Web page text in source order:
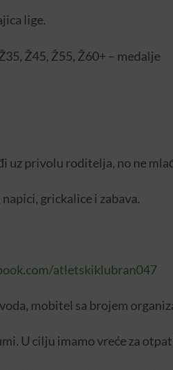
lige.
Ž45, Ž55, Ž60+ – medalje
uz privolu roditelja, no ne
grickalice i zabava.
atletskiklubran047
voda, mobitel sa brojem
U cilju imamo vreće za